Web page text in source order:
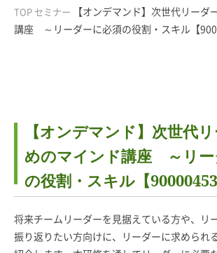
TOP セミナー
【オンデマンド】次世代リーダ
講座 ～リーダーに必須の役割・スキル【
【オンデマンド】次世代
めのマインド講座 ～リー
の役割・スキル【
将来チームリーダーを見据えている方や、リ
振り返りたい方向けに、リーダーに求められ